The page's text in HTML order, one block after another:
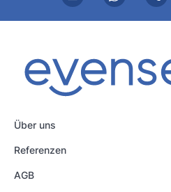
Über uns
Referenzen
AGB